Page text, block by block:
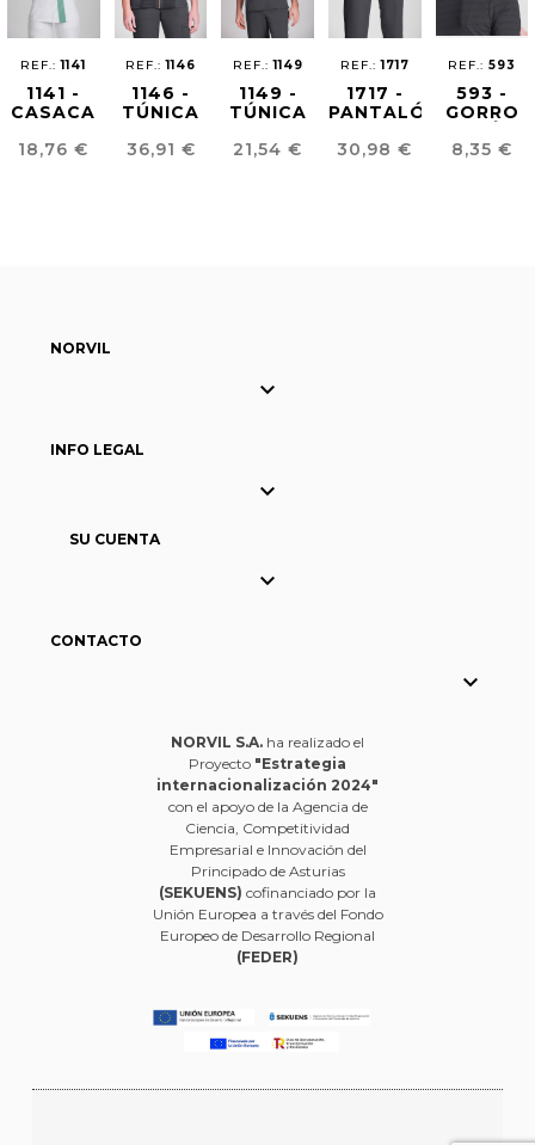
REF.:1141
1141 -
CASACA
MUJER
Precio
18,76 €
REF.:1146
1146 -
TÚNICA
MUJER
Precio
36,91 €
REF.:1149
1149 -
TÚNICA
HOMBRE
Precio
21,54 €
REF.:1717
1717 -
PANTALÓN
MUJER
Precio
30,98 €
REF.:593
593 -
GORRO
PREMIUM
Precio
8,35 €
NORVIL

INFO LEGAL

SU CUENTA

CONTACTO

NORVIL S.A. ha realizado el
Proyecto "Estrategia
internacionalización 2024"
con el apoyo de la Agencia de
Ciencia, Competitividad
Empresarial e Innovación del
Principado de Asturias
(SEKUENS) cofinanciado por la
Unión Europea a través del Fondo
Europeo de Desarrollo Regional
(FEDER)